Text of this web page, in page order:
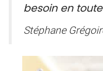
besoin en
Stéphane